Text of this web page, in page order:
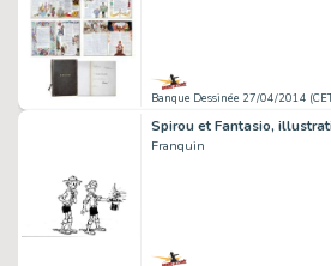
Banque Dessinée 27/04/2014
Franquin